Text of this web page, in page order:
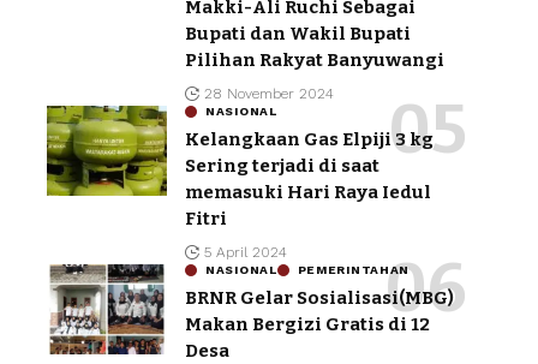
Makki-Ali Ruchi Sebagai
Bupati dan Wakil Bupati
Pilihan Rakyat Banyuwangi
28 November 2024
NASIONAL
Kelangkaan Gas Elpiji 3 kg
Sering terjadi di saat
memasuki Hari Raya Iedul
Fitri
5 April 2024
NASIONAL PEMERINTAHAN
BRNR Gelar Sosialisasi(MBG)
Makan Bergizi Gratis di 12
Desa